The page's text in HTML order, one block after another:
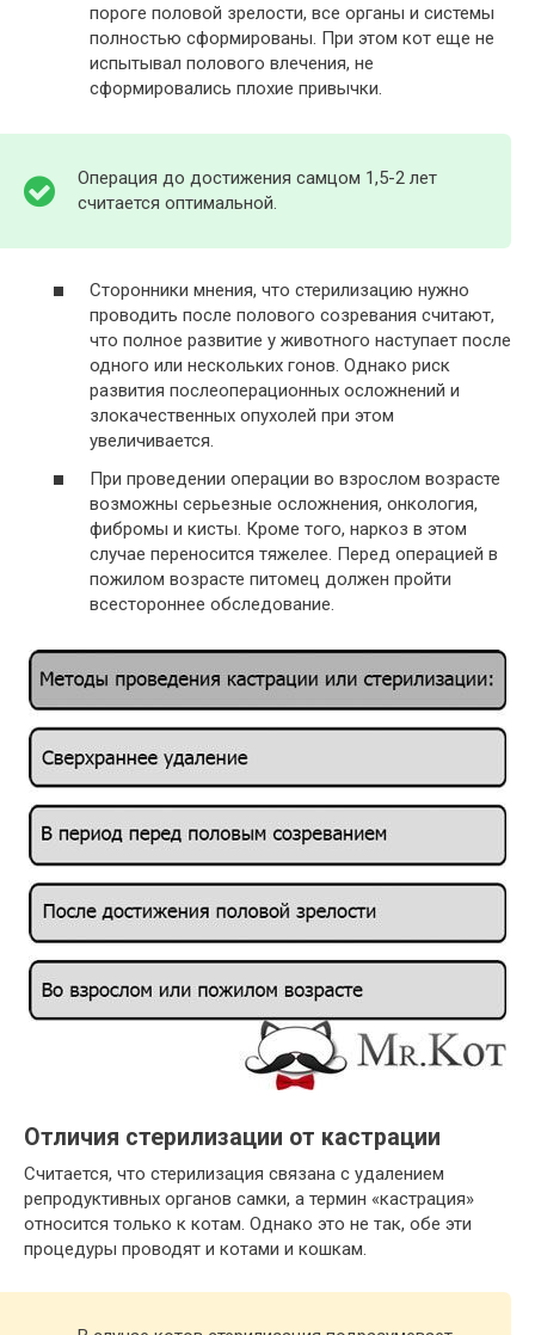
пороге половой зрелости, все органы и системы
полностью сформированы. При этом кот еще не
испытывал полового влечения, не
сформировались плохие привычки.
Операция до достижения самцом 1,5-2 лет
считается оптимальной.
Сторонники мнения, что стерилизацию нужно
проводить после полового созревания считают,
что полное развитие у животного наступает после
одного или нескольких гонов. Однако риск
развития послеоперационных осложнений и
злокачественных опухолей при этом
увеличивается.
При проведении операции во взрослом возрасте
возможны серьезные осложнения, онкология,
фибромы и кисты. Кроме того, наркоз в этом
случае переносится тяжелее. Перед операцией в
пожилом возрасте питомец должен пройти
всестороннее обследование.
Отличия стерилизации от кастрации
Считается, что стерилизация связана с удалением
репродуктивных органов самки, а термин «кастрация»
относится только к котам. Однако это не так, обе эти
процедуры проводят и котами и кошкам.